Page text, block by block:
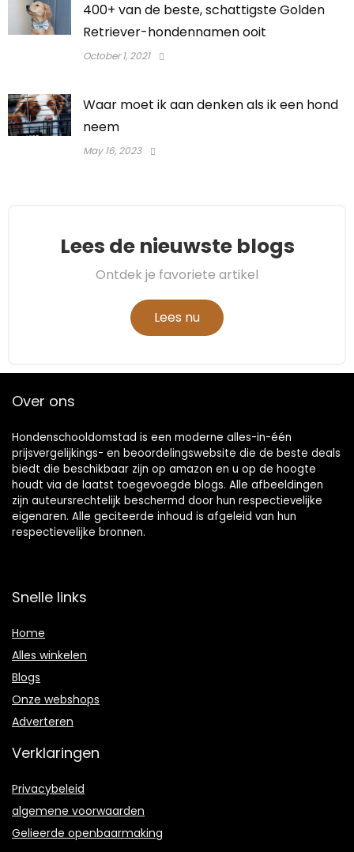
400+ van de beste, schattigste Golden
Retriever-hondennamen ooit
October 1, 2021
Waar moet ik aan denken als ik een hond
neem
May 16, 2023
Lees de nieuwste blogs
Ontdek je favoriete artikel
Lees nu
Over ons
Hondenschooldomstad is een moderne alles-in-één
prijsvergelijkings- en beoordelingswebsite die de beste deals
biedt die beschikbaar zijn op amazon en u op de hoogte
houdt via de laatst toegevoegde blogs. Alle afbeeldingen
zijn auteursrechtelijk beschermd door hun respectievelijke
eigenaren. Alle geciteerde inhoud is afgeleid van hun
respectievelijke bronnen.
Snelle links
Home
Alles winkelen
Blogs
Onze webshops
Adverteren
Verklaringen
Privacybeleid
algemene voorwaarden
Gelieerde openbaarmaking